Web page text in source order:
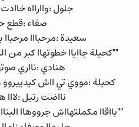
جلول :واارااه
صفاء
سعيدة :مرحبااا مرحباا
""كحيلة جااياا خطوتهاا كبر من
هنادي :نااري
كحيلة :مووي تي ااش كيدييروو
نااضت رتيل
""بااقاا مكملتهااش جرووهاا